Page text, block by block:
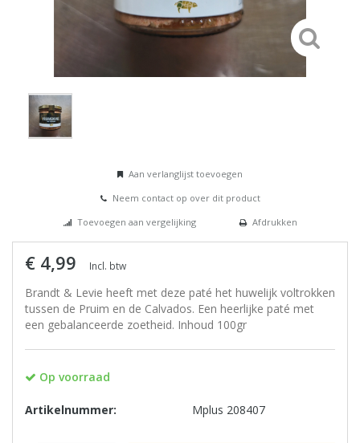
Aan verlanglijst toevoegen
Neem contact op over dit product
Toevoegen aan vergelijking
Afdrukken
€ 4,99 Incl. btw
Brandt & Levie heeft met deze paté het huwelijk voltrokken
tussen de Pruim en de Calvados. Een heerlijke paté met
een gebalanceerde zoetheid. Inhoud 100gr
Op voorraad
Artikelnummer: Mplus 208407